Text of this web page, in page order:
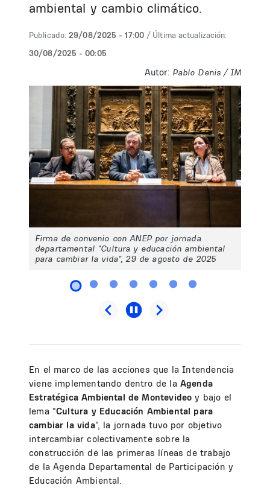
ambiental y cambio climático.
Publicado: 29/08/2025 - 17:00 / Última actualización:
30/08/2025 - 00:05
Autor: Pablo Denis / IM
Firma de convenio con ANEP por jornada
departamental "Cultura y educación ambiental
para cambiar la vida", 29 de agosto de 2025
En el marco de las acciones que la Intendencia
viene implementando dentro de la Agenda
Estratégica Ambiental de Montevideo y bajo el
lema “Cultura y Educación Ambiental para
cambiar la vida”, la jornada tuvo por objetivo
intercambiar colectivamente sobre la
construcción de las primeras líneas de trabajo
de la Agenda Departamental de Participación y
Educación Ambiental.